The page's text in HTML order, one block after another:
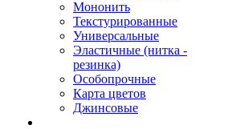
Мононить
Текстурированные
Универсальные
Эластичные (нитка -
резинка)
Особопрочные
Карта цветов
Джинсовые